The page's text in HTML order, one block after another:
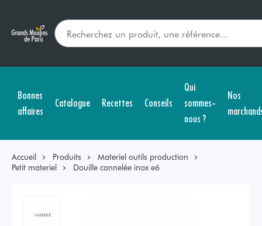
Bonnes
affaires
Catalogue Recettes Conseils
Qui
sommes-
nous ?
Nos
Accueil Produits
Materiel outils production
Petit materiel
Douille cannelée inox e6